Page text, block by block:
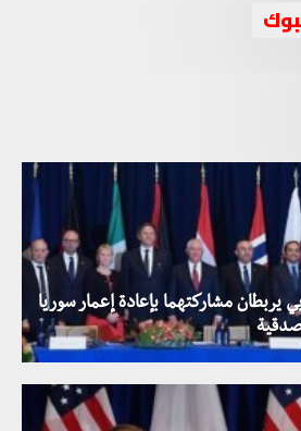
يربطان مشاركتهما بإعادة إعمار سوريا